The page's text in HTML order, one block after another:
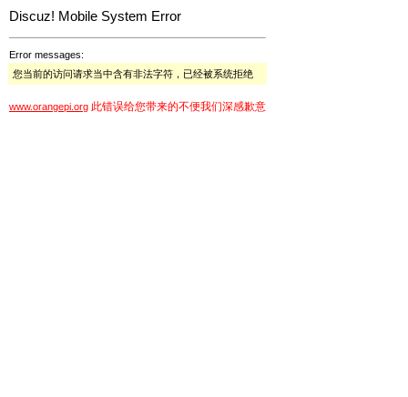
Discuz! Mobile System Error
Error messages:
您当前的访问请求当中含有非法字符，已经被系统拒绝
www.orangepi.org 此错误给您带来的不便我们深感歉意